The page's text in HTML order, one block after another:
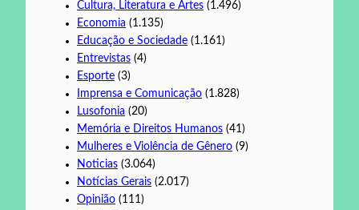
Cultura, Literatura e Artes (1.496)
Economia (1.135)
Educação e Sociedade (1.161)
Entrevistas (4)
Esporte (3)
Imprensa e Comunicação (1.828)
Lusofonia (20)
Memória e Direitos Humanos (41)
Mulheres e Violência de Gênero (9)
Noticias (3.064)
Notícias Gerais (2.017)
Opinião (111)